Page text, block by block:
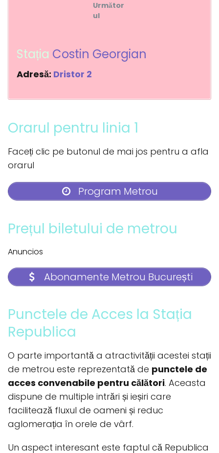
Următor
ul
Stația Costin Georgian
Adresă: Dristor 2
Orarul pentru linia 1
Faceți clic pe butonul de mai jos pentru a afla
orarul
Program Metrou
Prețul biletului de metrou
Anuncios
Abonamente Metrou București
Punctele de Acces la Stația
Republica
O parte importantă a atractivității acestei stații
de metrou este reprezentată de punctele de
acces convenabile pentru călători. Aceasta
dispune de multiple intrări și ieșiri care
facilitează fluxul de oameni și reduc
aglomerația în orele de vârf.
Un aspect interesant este faptul că Republica